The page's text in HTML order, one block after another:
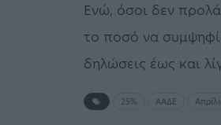
Ενώ, όσοι δεν
το ποσό να
δηλώσεις έως και
25% ΑΑΔΕ